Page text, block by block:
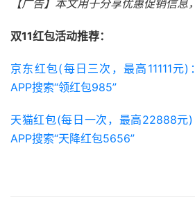
【广告】本文用于分享优惠促销信息
双11红包活动推荐：
京东红包(每日三次，最高11111元
APP搜索“领红包985”
天猫红包(每日一次，最高22888元
APP搜索“天降红包5656”